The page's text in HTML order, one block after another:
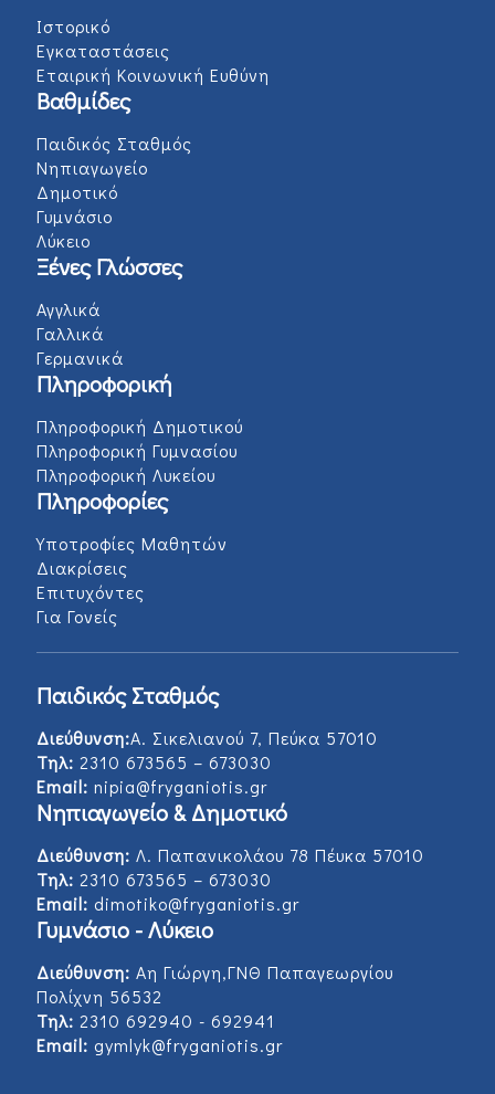
Ιστορικό
Εγκαταστάσεις
Εταιρική Κοινωνική Ευθύνη
Βαθμίδες
Παιδικός Σταθμός
Νηπιαγωγείο
Δημοτικό
Γυμνάσιο
Λύκειο
Ξένες Γλώσσες
Αγγλικά
Γαλλικά
Γερμανικά
Πληροφορική
Πληροφορική Δημοτικού
Πληροφορική Γυμνασίου
Πληροφορική Λυκείου
Πληροφορίες
Υποτροφίες Μαθητών
Διακρίσεις
Επιτυχόντες
Για Γονείς
Παιδικός Σταθμός
Διεύθυνση:Α. Σικελιανού 7, Πεύκα 57010
Τηλ: 2310 673565 – 673030
Email: nipia@fryganiotis.gr
Νηπιαγωγείο & Δημοτικό
Διεύθυνση: Λ. Παπανικολάου 78 Πέυκα 57010
Τηλ: 2310 673565 – 673030
Email: dimotiko@fryganiotis.gr
Γυμνάσιο - Λύκειο
Διεύθυνση: Αη Γιώργη,ΓΝΘ Παπαγεωργίου
Πολίχνη 56532
Τηλ: 2310 692940 - 692941
Email: gymlyk@fryganiotis.gr